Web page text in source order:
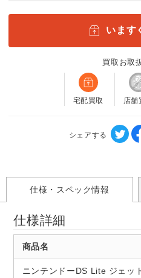
います
買取お取
宅配買取 店舗
シェアする
仕様・スペック情報
仕様詳細
商品名
ニンテンドーDS Lite ジェッ